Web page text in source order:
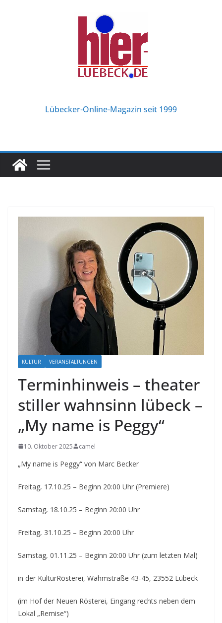
Lübecker-Online-Magazin seit 1999
KULTUR VERANSTALTUNGEN
Terminhinweis – theater
stiller wahnsinn lübeck –
„My name is Peggy“
10. Oktober 2025 camel
„My name is Peggy“ von Marc Becker
Freitag, 17.10.25 – Beginn 20:00 Uhr (Premiere)
Samstag, 18.10.25 – Beginn 20:00 Uhr
Freitag, 31.10.25 – Beginn 20:00 Uhr
Samstag, 01.11.25 – Beginn 20:00 Uhr (zum letzten Mal)
in der KulturRösterei, Wahmstraße 43-45, 23552 Lübeck
(im Hof der Neuen Rösterei, Eingang rechts neben dem
Lokal „Remise“)